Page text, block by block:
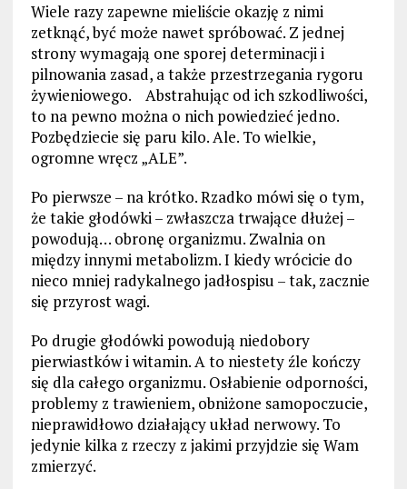
Wiele razy zapewne mieliście okazję z nimi
zetknąć, być może nawet spróbować. Z jednej
strony wymagają one sporej determinacji i
pilnowania zasad, a także przestrzegania rygoru
żywieniowego. Abstrahując od ich szkodliwości,
to na pewno można o nich powiedzieć jedno.
Pozbędziecie się paru kilo. Ale. To wielkie,
ogromne wręcz „ALE”.
Po pierwsze – na krótko. Rzadko mówi się o tym,
że takie głodówki – zwłaszcza trwające dłużej –
powodują… obronę organizmu. Zwalnia on
między innymi metabolizm. I kiedy wrócicie do
nieco mniej radykalnego jadłospisu – tak, zacznie
się przyrost wagi.
Po drugie głodówki powodują niedobory
pierwiastków i witamin. A to niestety źle kończy
się dla całego organizmu. Osłabienie odporności,
problemy z trawieniem, obniżone samopoczucie,
nieprawidłowo działający układ nerwowy. To
jedynie kilka z rzeczy z jakimi przyjdzie się Wam
zmierzyć.